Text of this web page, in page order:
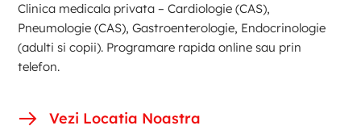
Clinica medicala privata – Cardiologie (CAS),
Pneumologie (CAS), Gastroenterologie, Endocrinologie
(adulti si copii). Programare rapida online sau prin
telefon.
Vezi Locatia Noastra